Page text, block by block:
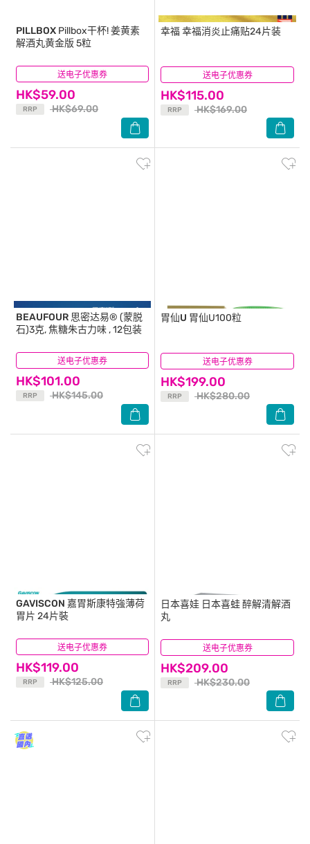
送电子优惠券
PILLBOX Pillbox干杯! 姜黄素
解酒丸黄金版 5粒
HK$59.00
RRP HK$69.00
(6) 送电子优惠券
幸福幸福消炎止痛贴24片装
HK$115.00
RRP HK$169.00
(12)
送电子优惠券
BEAUFOUR 思密达易® (蒙脱
石)3克, 焦糖朱古力味 , 12包装
HK$101.00
RRP HK$145.00
(3) 送电子优惠券
胃仙U 胃仙U100粒
HK$199.00
RRP HK$280.00
(21)
送电子优惠券
GAVISCON 嘉胃斯康特強薄荷
胃片 24片裝
HK$119.00
RRP HK$125.00
(7) 送电子优惠券
日本喜娃 日本喜蛙 醉解清解酒
丸
HK$209.00
RRP HK$230.00
(3)